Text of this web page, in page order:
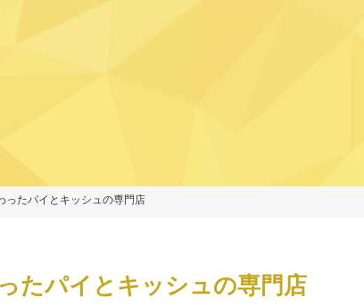
ったパイとキッシュの専門店
たパイとキッシュの専門店